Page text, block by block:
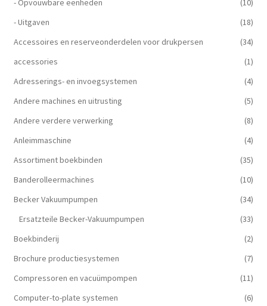
- Opvouwbare eenheden
(10)
- Uitgaven
(18)
Accessoires en reserveonderdelen voor drukpersen
(34)
accessories
(1)
Adresserings- en invoegsystemen
(4)
Andere machines en uitrusting
(5)
Andere verdere verwerking
(8)
Anleimmaschine
(4)
Assortiment boekbinden
(35)
Banderolleermachines
(10)
Becker Vakuumpumpen
(34)
Ersatzteile Becker-Vakuumpumpen
(33)
Boekbinderij
(2)
Brochure productiesystemen
(7)
Compressoren en vacuümpompen
(11)
Computer-to-plate systemen
(6)